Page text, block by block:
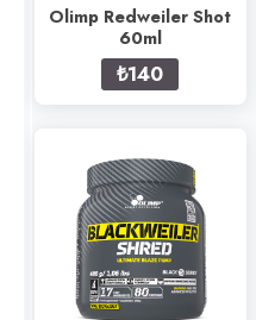
Olimp Redweiler Shot
60ml
₺140